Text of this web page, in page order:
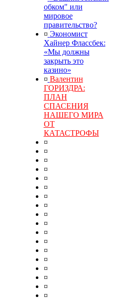
обком" или
мировое
правительство?
¤ Экономист
Хайнер Флассбек:
«Мы должны
закрыть это
казино»
¤ Валентин
ГОРИЗДРА:
ПЛАН
СПАСЕНИЯ
НАШЕГО МИРА
ОТ
КАТАСТРОФЫ
¤
¤
¤
¤
¤
¤
¤
¤
¤
¤
¤
¤
¤
¤
¤
¤
¤
¤